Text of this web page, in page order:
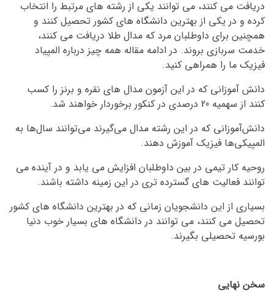
دریافت می کنند، می توانند یکی از رشته های مرتبط را انتخاب
کرده و در یکی از بهترین دانشگاه های کشور تحصیل کنند و
همچنین برای داوطلبان مرد که مدال طلا دریافت می کنند،
خدمت سربازی بروند. در ادامه مقاله همه چیز درباره المپیاد
فیزیک ما را همراهی کنید.
دانش آموزانی که در این آزمون مدال های نقره و برنز را کسب
کنند از سهمیه 20 درصدی در کنکور برخوردار خواهند شد.
دانش‌آموزانی که در این رشته مدال می‌گیرند می‌توانند سال‌ها به
المپیکی‌ها فیزیک آموزش دهند.
روحیه کار تیمی در بین داوطلبان افزایش می یابد و در آینده می
توانند فعالیت های گسترده تری در این زمینه داشته باشند.
بسیاری از این دانشجویان زمانی که در بهترین دانشگاه های کشور
تحصیل می کنند، می توانند در دانشگاه های بسیار خوب دنیا
بورسیه تحصیلی بگیرند.
سخن نهایی